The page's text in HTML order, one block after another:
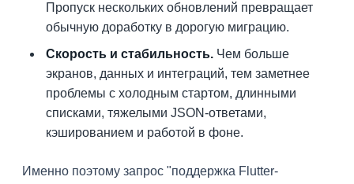
Пропуск нескольких обновлений превращает
обычную доработку в дорогую миграцию.
Скорость и стабильность. Чем больше
экранов, данных и интеграций, тем заметнее
проблемы с холодным стартом, длинными
списками, тяжелыми JSON-ответами,
кэшированием и работой в фоне.
Именно поэтому запрос "поддержка Flutter-